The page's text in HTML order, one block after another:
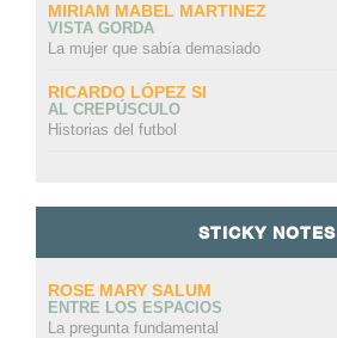
MIRIAM MABEL MARTINEZ
VISTA GORDA
La mujer que sabía demasiado
RICARDO LÓPEZ SI
AL CREPÚSCULO
Historias del futbol
STICKY NOTES
ROSE MARY SALUM
ENTRE LOS ESPACIOS
La pregunta fundamental